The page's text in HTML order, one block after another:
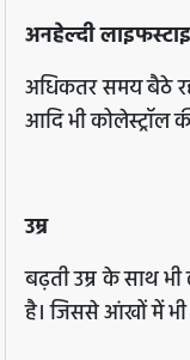
अनहेल्दी
अधिकतर समय बैठे
आदि भी कोलेस्ट्रॉल
उम्र
बढ़ती उम्र के साथ भी
है। जिससे आंखों में भी